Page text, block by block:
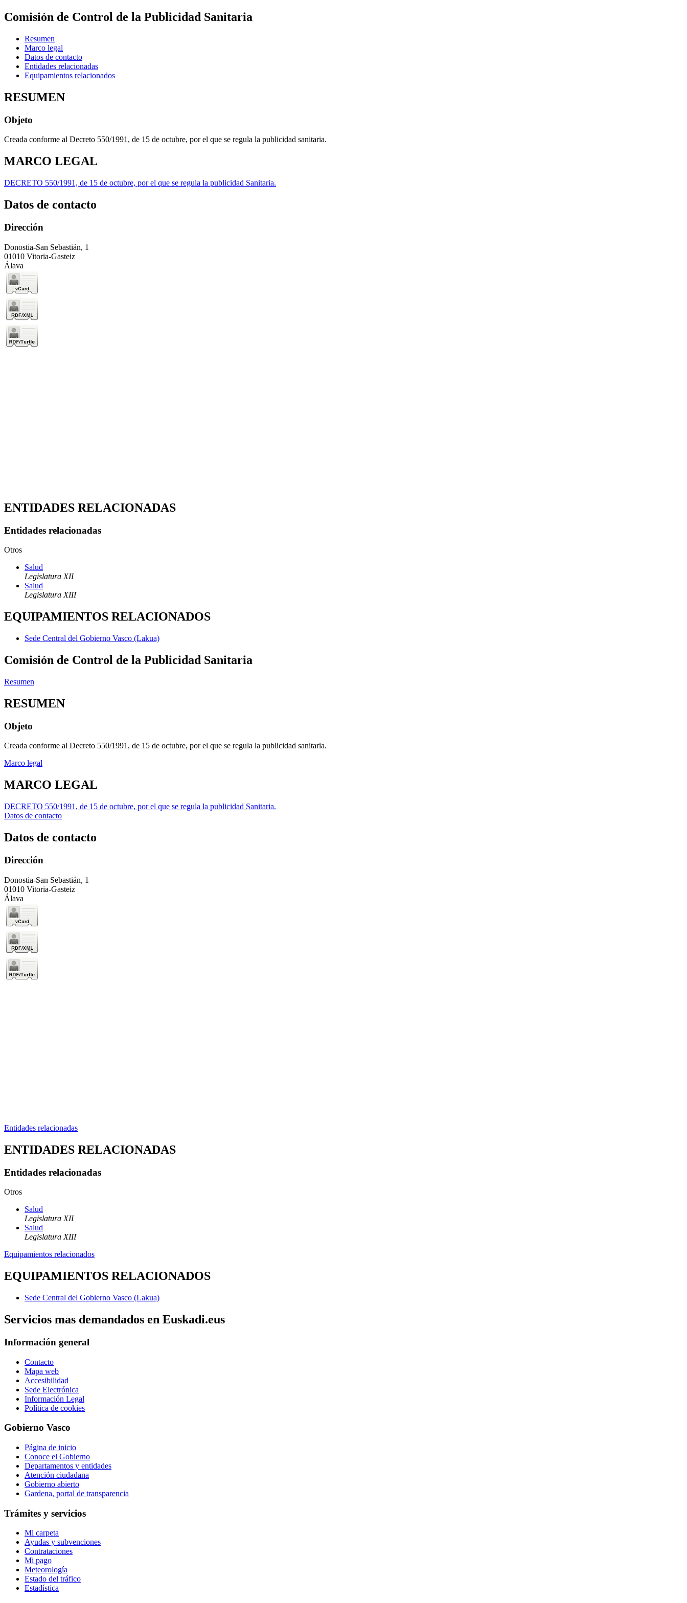
Comisión de Control de la Publicidad Sanitaria
Resumen
Marco legal
Datos de contacto
Entidades relacionadas
Equipamientos relacionados
RESUMEN
Objeto
Creada conforme al Decreto 550/1991, de 15 de octubre, por el que se regula la publicidad sanitaria.
MARCO LEGAL
DECRETO 550/1991, de 15 de octubre, por el que se regula la publicidad Sanitaria.
Datos de contacto
Dirección
Donostia-San Sebastián, 1
01010 Vitoria-Gasteiz
Álava
ENTIDADES RELACIONADAS
Entidades relacionadas
Otros
Salud
Legislatura XII
Salud
Legislatura XIII
EQUIPAMIENTOS RELACIONADOS
Sede Central del Gobierno Vasco (Lakua)
Comisión de Control de la Publicidad Sanitaria
Resumen
RESUMEN
Objeto
Creada conforme al Decreto 550/1991, de 15 de octubre, por el que se regula la publicidad sanitaria.
Marco legal
MARCO LEGAL
DECRETO 550/1991, de 15 de octubre, por el que se regula la publicidad Sanitaria.
Datos de contacto
Datos de contacto
Dirección
Donostia-San Sebastián, 1
01010 Vitoria-Gasteiz
Álava
Entidades relacionadas
ENTIDADES RELACIONADAS
Entidades relacionadas
Otros
Salud
Legislatura XII
Salud
Legislatura XIII
Equipamientos relacionados
EQUIPAMIENTOS RELACIONADOS
Sede Central del Gobierno Vasco (Lakua)
Servicios mas demandados en Euskadi.eus
Información general
Contacto
Mapa web
Accesibilidad
Sede Electrónica
Información Legal
Política de cookies
Gobierno Vasco
Página de inicio
Conoce el Gobierno
Departamentos y entidades
Atención ciudadana
Gobierno abierto
Gardena, portal de transparencia
Trámites y servicios
Mi carpeta
Ayudas y subvenciones
Contrataciones
Mi pago
Meteorología
Estado del tráfico
Estadística